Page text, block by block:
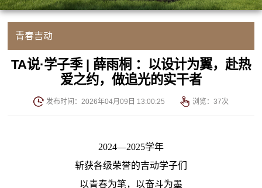
青春吉动
TA说·学子季 | 薛雨桐 ：以设计为翼，赴热
爱之约，做追光的实干者
发布时间：2026年04月09日 13:00:25 浏览：37次
2024—2025学年
斩获各级荣誉的吉动学子们
以青春为笔，以奋斗为墨